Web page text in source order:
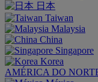
日本
Taiwan
Malaysia
China
Singapore
Korea
AMÉRICA DO